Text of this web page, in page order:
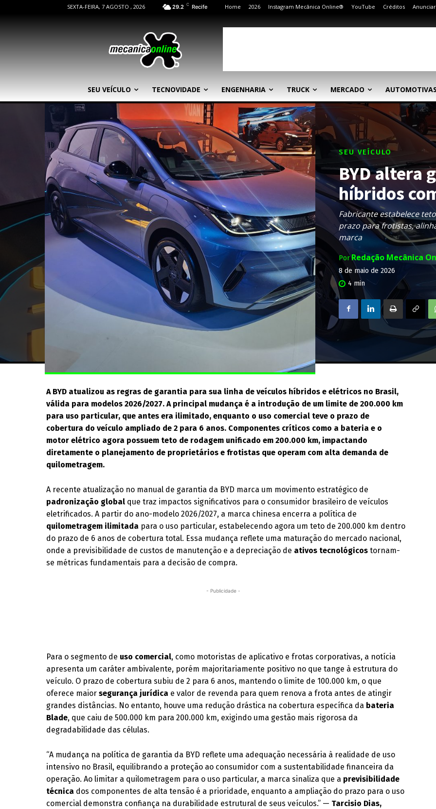
SEXTA-FEIRA, 7 AGOSTO , 2026 29.2 C Recife Home 2026 Instagram Mecânica Online® YouTube Créditos Anunciar
SEU VEÍCULO TECNOVIDADE ENGENHARIA TRUCK MERCADO AUTOMOTIVAS
SEU VEÍCULO
BYD altera
híbridos
Fabricante estabelece
prazo para frotistas,
marca
PorRedação Mecânica
8 de maio de 2026
4 min
A BYD atualizou as regras de garantia para sua linha de veículos híbridos e elétricos no Brasil,
válida para modelos 2026/2027. A principal mudança é a introdução de um limite de 200.000 km
para uso particular, que antes era ilimitado, enquanto o uso comercial teve o prazo de
cobertura do veículo ampliado de 2 para 6 anos. Componentes críticos como a bateria e o
motor elétrico agora possuem teto de rodagem unificado em 200.000 km, impactando
diretamente o planejamento de proprietários e frotistas que operam com alta demanda de
quilometragem.
A recente atualização no manual de garantia da BYD marca um movimento estratégico de
padronização global que traz impactos significativos para o consumidor brasileiro de veículos
eletrificados. A partir do ano-modelo 2026/2027, a marca chinesa encerra a política de
quilometragem ilimitada para o uso particular, estabelecendo agora um teto de 200.000 km dentro
do prazo de 6 anos de cobertura total. Essa mudança reflete uma maturação do mercado nacional,
onde a previsibilidade de custos de manutenção e a depreciação de ativos tecnológicos tornam-
se métricas fundamentais para a decisão de compra.
- Publicidade -
Para o segmento de uso comercial, como motoristas de aplicativo e frotas corporativas, a notícia
apresenta um caráter ambivalente, porém majoritariamente positivo no que tange à estrutura do
veículo. O prazo de cobertura subiu de 2 para 6 anos, mantendo o limite de 100.000 km, o que
oferece maiorsegurança jurídica e valor de revenda para quem renova a frota antes de atingir
grandes distâncias. No entanto, houve uma redução drástica na cobertura específica da bateria
Blade, que caiu de 500.000 km para 200.000 km, exigindo uma gestão mais rigorosa da
degradabilidade das células.
“A mudança na política de garantia da BYD reflete uma adequação necessária à realidade de uso
intensivo no Brasil, equilibrando a proteção ao consumidor com a sustentabilidade financeira da
operação. Ao limitar a quilometragem para o uso particular, a marca sinaliza que a previsibilidade
técnica dos componentes de alta tensão é a prioridade, enquanto a ampliação do prazo para o uso
comercial demonstra confiança na durabilidade estrutural de seus veículos.” — Tarcisio Dias,